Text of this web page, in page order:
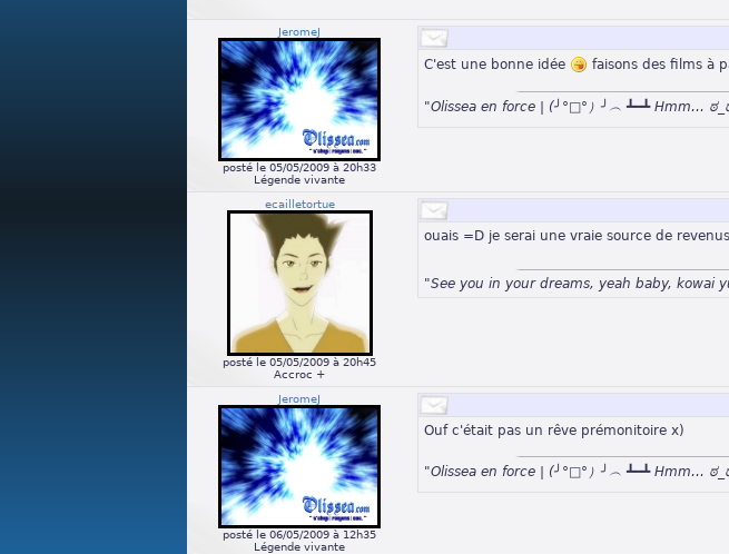
JeromeJ
posté le 05/05/2009 à 20h33
Légende vivante
C'est une bonne idée faisons des films à
"Olissea en force | (╯°□°）╯︵ ┻━┻ Hmm…
ecailletortue
posté le 05/05/2009 à 20h45
Accroc +
ouais =D je serai une vraie source de
"See you in your dreams, yeah baby, kowai
JeromeJ
posté le 06/05/2009 à 12h35
Légende vivante
Ouf c'était pas un rêve prémonitoire x)
"Olissea en force | (╯°□°）╯︵ ┻━┻ Hmm…